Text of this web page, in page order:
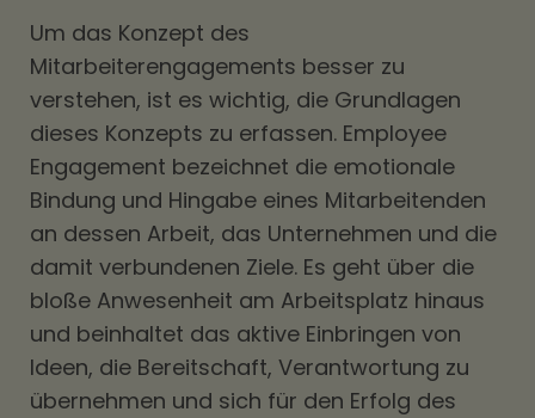
Um das Konzept des
Mitarbeiterengagements besser zu
verstehen, ist es wichtig, die Grundlagen
dieses Konzepts zu erfassen. Employee
Engagement bezeichnet die emotionale
Bindung und Hingabe eines Mitarbeitenden
an dessen Arbeit, das Unternehmen und die
damit verbundenen Ziele. Es geht über die
bloße Anwesenheit am Arbeitsplatz hinaus
und beinhaltet das aktive Einbringen von
Ideen, die Bereitschaft, Verantwortung zu
übernehmen und sich für den Erfolg des